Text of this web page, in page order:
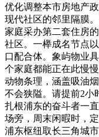
优化调整本市房地产
现代社区的邻里隔膜
家庭采办第二套住房
社区。一榉成名节点
口配合体。象屿物业
个家庭都能正在此慢
动物条理，涵盖吸油
不会狭隘。请提前2小
扎根浦东的奋斗者一
场旁，周末闲暇时，
浦东枢纽取长三角城